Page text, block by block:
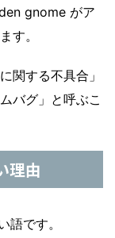
gnome がア
す。
関する不具合」
バグ」と呼ぶこ
理由
語です。